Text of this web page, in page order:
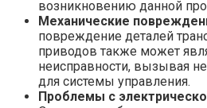
возникновению данной
Механические
повреждение деталей
приводов также может
неисправности, вызывая
для системы управления.
Проблемы с